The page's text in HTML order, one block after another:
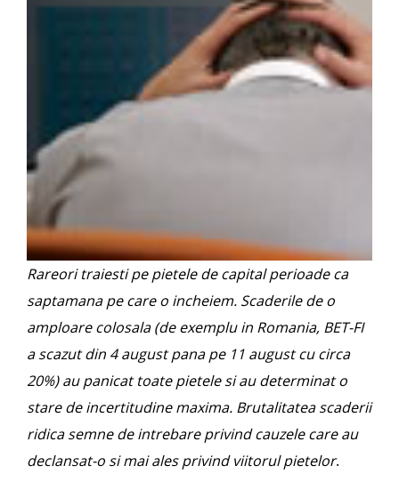
Rareori traiesti pe pietele de capital perioade ca
saptamana pe care o incheiem. Scaderile de o
amploare colosala (de exemplu in Romania, BET-FI
a scazut din 4 august pana pe 11 august cu circa
20%) au panicat toate pietele si au determinat o
stare de incertitudine maxima. Brutalitatea scaderii
ridica semne de intrebare privind cauzele care au
declansat-o si mai ales privind viitorul pietelor.